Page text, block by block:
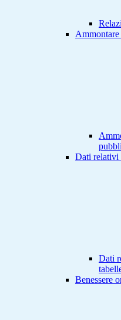
Dati relativi
Dati
Benessere